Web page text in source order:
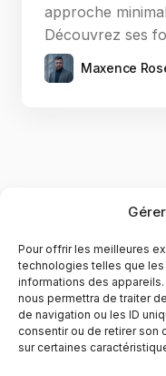
Pour offrir les meilleures
technologies telles que
informations des
nous permettra de traiter
de navigation ou les ID
consentir ou de retirer
sur certaines
approche
Découvrez ses
Maxence
YubiGeek est un
technologies, à la